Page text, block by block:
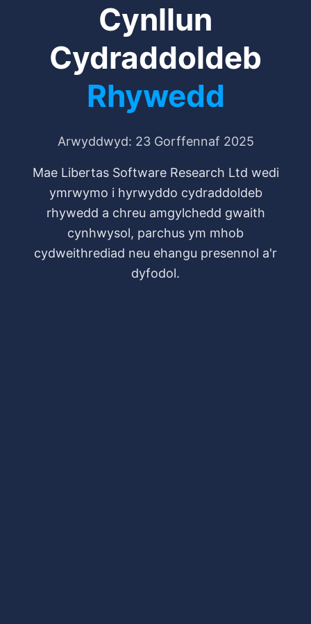
Cynllun
Cydraddoldeb
Rhywedd
Arwyddwyd: 23 Gorffennaf 2025
Mae Libertas Software Research Ltd wedi
ymrwymo i hyrwyddo cydraddoldeb
rhywedd a chreu amgylchedd gwaith
cynhwysol, parchus ym mhob
cydweithrediad neu ehangu presennol a'r
dyfodol.